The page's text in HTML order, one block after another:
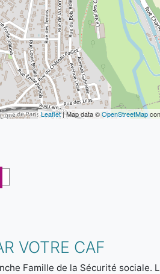
Leaflet| Map data ©OpenStreetMap
VOTRE CAF
Famille de la Sécurité